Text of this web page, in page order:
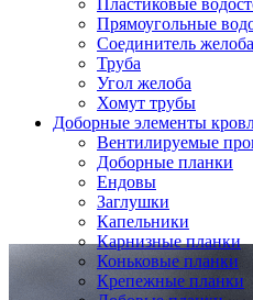
Пластиковые
Прямоугольные
Соединитель желоба
Труба
Угол желоба
Хомут трубы
Доборные элементы
Вентилируемые
Доборные планки
Ендовы
Заглушки
Капельники
Карнизные планки
Коньковые планки
Крепежные планки